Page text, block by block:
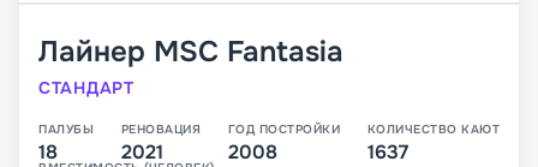
Лайнер MSC Fantasia
СТАНДАРТ
ПАЛУБЫ
18
РЕНОВАЦИЯ
2021
ГОД ПОСТРОЙКИ
2008
КОЛИЧЕСТВО КАЮТ
1637